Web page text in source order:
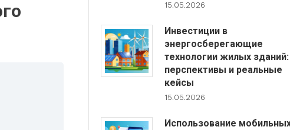
15.05.2026
Инвестиции в
энергосберегающие
технологии жилых зданий:
перспективы и реальные
кейсы
15.05.2026
Использование